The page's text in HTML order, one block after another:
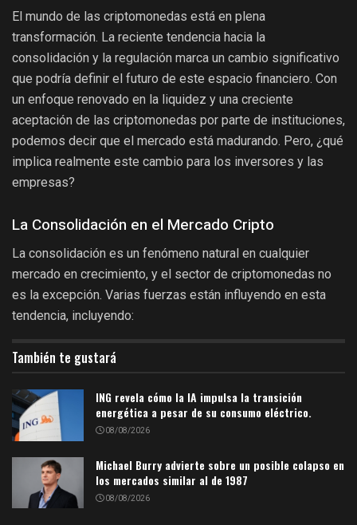
El mundo de las criptomonedas está en plena
transformación. La reciente tendencia hacia la
consolidación y la regulación marca un cambio significativo
que podría definir el futuro de este espacio financiero. Con
un enfoque renovado en la liquidez y una creciente
aceptación de las criptomonedas por parte de instituciones,
podemos decir que el mercado está madurando. Pero, ¿qué
implica realmente este cambio para los inversores y las
empresas?
La Consolidación en el Mercado Cripto
La consolidación es un fenómeno natural en cualquier
mercado en crecimiento, y el sector de criptomonedas no
es la excepción. Varias fuerzas están influyendo en esta
tendencia, incluyendo:
También te gustará
ING revela cómo la IA impulsa la transición
energética a pesar de su consumo eléctrico.
08/08/2026
Michael Burry advierte sobre un posible colapso en
los mercados similar al de 1987
08/08/2026